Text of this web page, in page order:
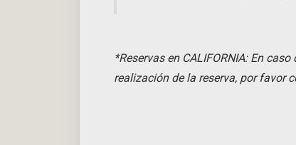
*Reservas en CALIFORNIA: En
realización de la reserva, por favor